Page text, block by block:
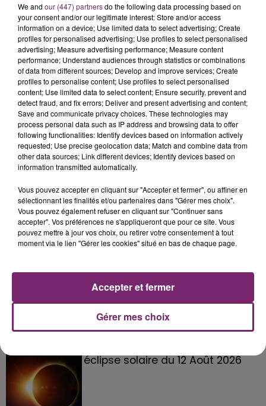
La Bulle - Guinguette éphémère
de Frelinghien !
éclipse solaire du 12 Août 2026
We and our (447) partnersdo the following data processing based on
your consent and/or our legitimate interest: Store and/or access
information on a device; Use limited data to select advertising; Create
profiles for personalised advertising; Use profiles to select personalised
advertising; Measure advertising performance; Measure content
performance; Understand audiences through statistics or combinations
of data from different sources; Develop and improve services; Create
profiles to personalise content; Use profiles to select personalised
content; Use limited data to select content; Ensure security, prevent and
detect fraud, and fix errors; Deliver and present advertising and content;
Save and communicate privacy choices. These technologies may
process personal data such as IP address and browsing data to offer
following functionalities: Identify devices based on information actively
requested; Use precise geolocation data; Match and combine data from
other data sources; Link different devices; Identify devices based on
information transmitted automatically.
Vous pouvez accepter en cliquant sur "Accepter et fermer", ou affiner en
sélectionnant les finalités et/ou partenaires dans "Gérer mes choix".
Vous pouvez également refuser en cliquant sur "Continuer sans
accepter". Vos préférences ne s'appliqueront que pour ce site. Vous
pouvez mettre à jour vos choix, ou retirer votre consentement à tout
moment via le lien "Gérer les cookies" situé en bas de chaque page.
Gérer mes choix
Accepter et fermer